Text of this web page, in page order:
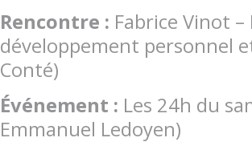
Rencontre : Fabrice Vinot –
développement personnel
Conté)
Événement : Les 24h du
Emmanuel Ledoyen)